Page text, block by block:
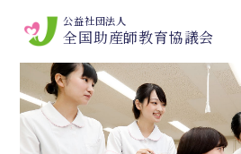
公益社団法人
全国助産師教育協議会